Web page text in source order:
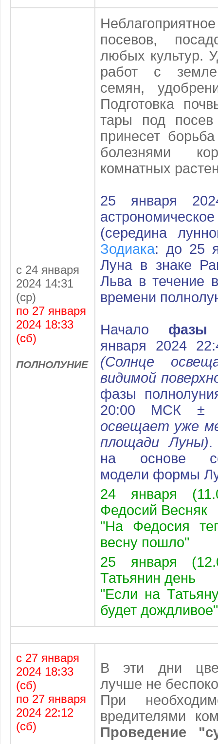
с 24 января
2024 14:31
(ср)
по 27 января
2024 18:33
(сб)
ПОЛНОЛУНИЕ
посевов,
любых культур.
работ с
семян,
Подготовка
тары под
принесет
болезнями
комнатных
25 января
(середина
Зодиака: до 25
Луна в знаке
Льва в течение
времени
Начало фазы
января 2024
(Солнце
видимой
фазы
20:00 МСК ±
освещает уже
площади Луны).
на основе
модели формы
24 января
Федосий Весняк
"На Федосия
весну пошло"
25 января
Татьянин день
"Если на
будет дождливое"
с 27 января
2024 18:33
(сб)
по 27 января
2024 22:12
(сб)
В эти дни
лучше не
При
вредителями
Проведение